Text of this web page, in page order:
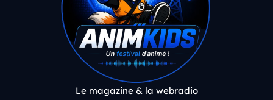
Le magazine & la webradio